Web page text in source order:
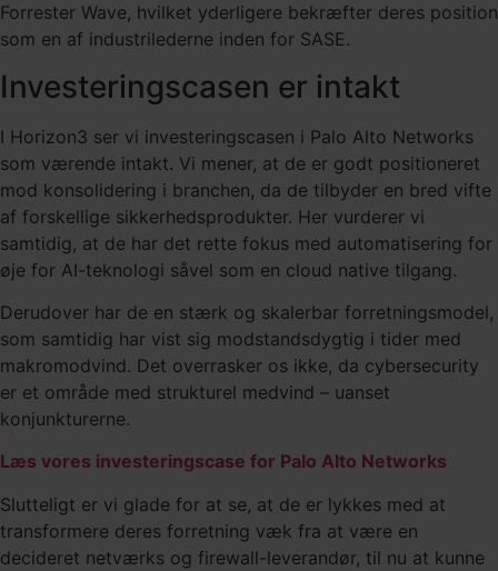
Forrester Wave, hvilket yderligere bekræfter deres position
som en af industrilederne inden for SASE.
Investeringscasen er intakt
I Horizon3 ser vi investeringscasen i Palo Alto Networks
som værende intakt. Vi mener, at de er godt positioneret
mod konsolidering i branchen, da de tilbyder en bred vifte
af forskellige sikkerhedsprodukter. Her vurderer vi
samtidig, at de har det rette fokus med automatisering for
øje for AI-teknologi såvel som en cloud native tilgang.
Derudover har de en stærk og skalerbar forretningsmodel,
som samtidig har vist sig modstandsdygtig i tider med
makromodvind. Det overrasker os ikke, da cybersecurity
er et område med strukturel medvind – uanset
konjunkturerne.
Læs vores investeringscase for Palo Alto Networks
Slutteligt er vi glade for at se, at de er lykkes med at
transformere deres forretning væk fra at være en
decideret netværks og firewall-leverandør, til nu at kunne